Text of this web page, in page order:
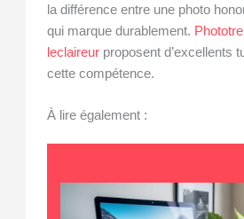
la différence entre une photo
qui marque durablement.
leclaireur proposent d’excellents
cette compétence.
À lire également :